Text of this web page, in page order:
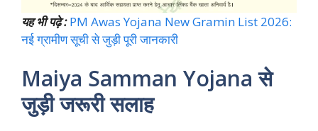
यह भी पढ़े :PM Awas Yojana New Gramin List 2026:
नई ग्रामीण सूची से जुड़ी पूरी जानकारी
Maiya Samman Yojana से
जुड़ी जरूरी सलाह